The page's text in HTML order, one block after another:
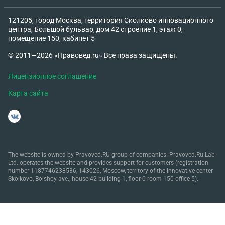
дочери. Хотела бы написать ему официальное
письмо с предупеждением, но не знаю как это
оформить правильно и грамотно. Спасибо за
помощь.
121205, город Москва, территория Сколково инновационного
центра, Большой бульвар, дом 42 строение 1, этаж 0,
помещение 150, кабинет 5
© 2011—2026 «Правовед.ru» Все права защищены.
Лицензионное соглашение
Карта сайта
The website is owned by Pravoved.RU group of companies. Pravoved.Ru Lab
Ltd. operates the website and provides support for customers (registration
number 1187746238536, 143026, Moscow, territory of the innovative center
Skolkovo, Bolshoy ave., house 42 building 1, floor 0 room 150 office 5).